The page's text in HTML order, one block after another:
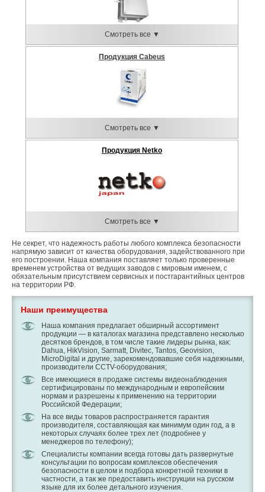
Смотреть все ▼
Продукция Cabeus
Смотреть все ▼
Продукция Netko
Смотреть все ▼
Не секрет, что надежность работы любого комплекса безопасности
напрямую зависит от качества оборудования, задействованного при
его построении. Наша компания поставляет только проверенные
временем устройства от ведущих заводов с мировым именем, с
обязательным присутствием сервисных и постгарантийных центров
на территории РФ.
Наши преимущества
Наша компания предлагает обширный ассортимент
продукции — в каталогах магазина представлено несколько
десятков брендов, в том числе такие лидеры рынка, как:
Dahua, HikVision, Sarmatt, Divitec, Tantos, Geovision,
MicroDigital и другие, зарекомендовавшие себя надежными,
производители CCTV-оборудования;
Все имеющиеся в продаже системы видеонаблюдения
сертифицированы по международным и европейским
нормам и разрешены к применению на территории
Российской Федерации;
На все виды товаров распространяется гарантия
производителя, составляющая как минимум один год, а в
некоторых случаях более трех лет (подробнее у
менеджеров по телефону);
Специалисты компании всегда готовы дать развернутые
консультации по вопросам комплексов обеспечения
безопасности в целом и подбора конкретной техники в
частности, а так же предоставить инструкции на русском
языке для их более детального изучения.